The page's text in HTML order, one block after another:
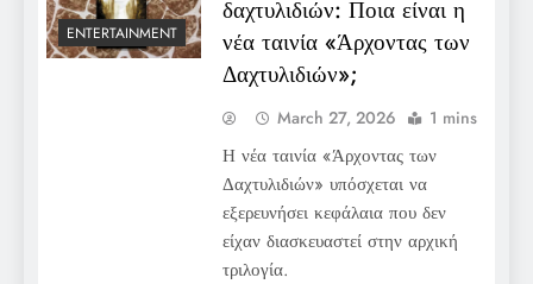
ENTERTAINMENT
δαχτυλιδιών: Ποια είναι η
νέα ταινία «Άρχοντας των
Δαχτυλιδιών»;
March 27, 2026 1 mins
Η νέα ταινία «Άρχοντας των
Δαχτυλιδιών» υπόσχεται να
εξερευνήσει κεφάλαια που δεν
είχαν διασκευαστεί στην αρχική
τριλογία.